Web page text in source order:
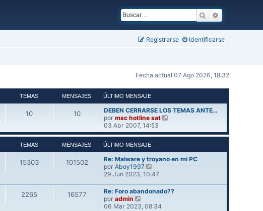
Buscar
Identificarse
Registrarse
Fecha actual 07 Ago 2026, 18:32
TEMAS MENSAJES ÚLTIMO MENSAJE
10 10
DEBEN CERRARSE LOS TEMAS ANTE…
por msc hotline sat
r
i
m
e
03 Abr 2007, 14:53
TEMAS MENSAJES ÚLTIMO MENSAJE
15303 101502
Re: Malware y troyano en mi PC
por Aboy1997
e
ú
t
29 Jun 2023, 10:47
2265 16577
Re: Foro abandonado??
por admin
e
06 Mar 2023, 08:34